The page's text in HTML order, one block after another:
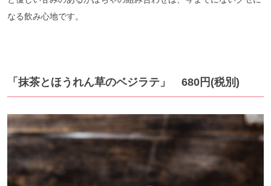
なる飲み心地です。
「抹茶とほうれん草のベジラテ」 680円(税別)